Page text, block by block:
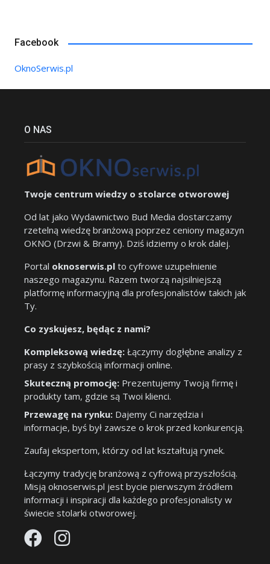
Facebook
OknoSerwis.pl
O NAS
Twoje centrum wiedzy o stolarce otworowej
Od lat jako Wydawnictwo Bud Media dostarczamy
rzetelną wiedzę branżową poprzez ceniony magazyn
OKNO (Drzwi & Bramy). Dziś idziemy o krok dalej.
Portal oknoserwis.pl to cyfrowe uzupełnienie
naszego magazynu. Razem tworzą najsilniejszą
platformę informacyjną dla profesjonalistów takich jak
Ty.
Co zyskujesz, będąc z nami?
Kompleksową wiedzę: Łączymy dogłębne analizy z
prasy z szybkością informacji online.
Skuteczną promocję: Prezentujemy Twoją firmę i
produkty tam, gdzie są Twoi klienci.
Przewagę na rynku: Dajemy Ci narzędzia i
informacje, byś był zawsze o krok przed konkurencją.
Zaufaj ekspertom, którzy od lat kształtują rynek.
Łączymy tradycję branżową z cyfrową przyszłością.
Misją oknoserwis.pl jest bycie pierwszym źródłem
informacji i inspiracji dla każdego profesjonalisty w
świecie stolarki otworowej.